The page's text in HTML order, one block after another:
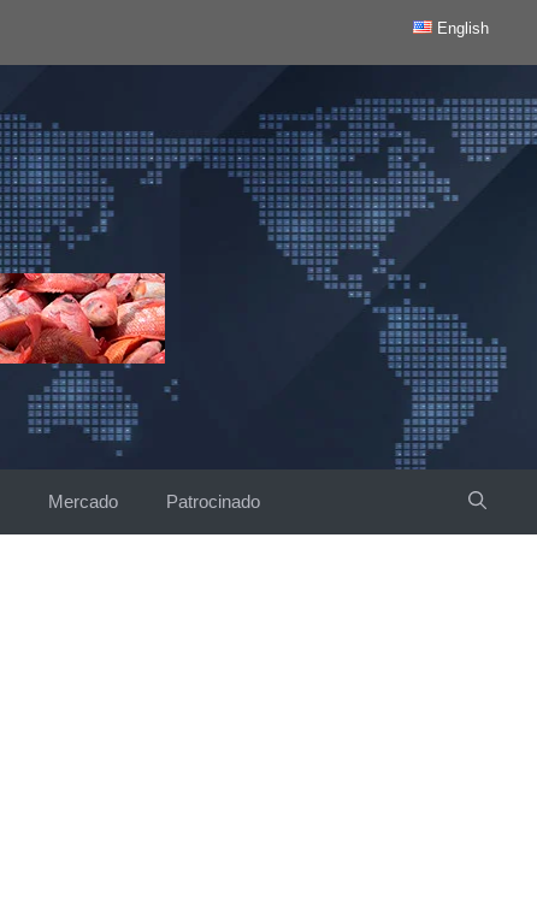
English
Mercado Patrocinado